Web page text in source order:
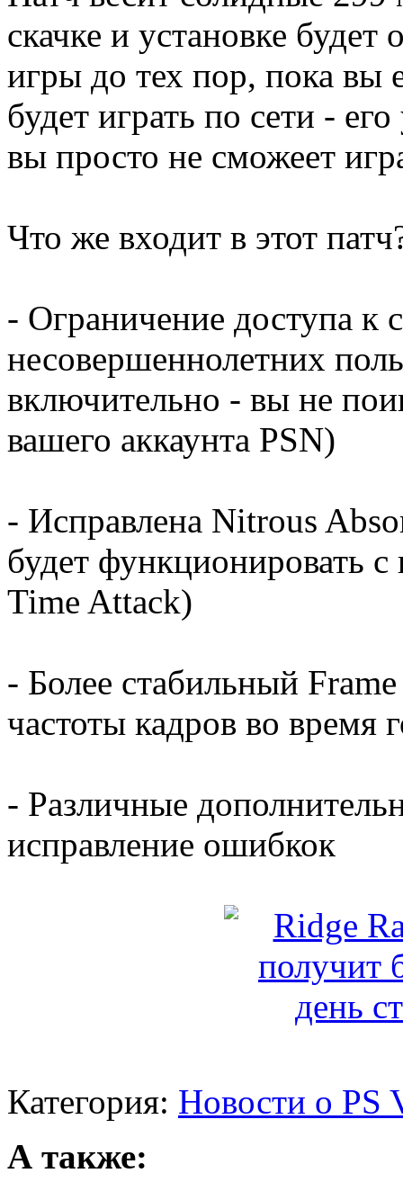
скачке и установке
игры до тех пор, пока вы
будет играть по сети -
вы просто не сможеет
Что же входит в этот
- Ограничение доступа к
несовершеннолетних
включительно - вы не
вашего аккаунта PSN)
- Исправлена ​​Nitrous
будет функционировать
Time Attack)
- Более стабильный
частоты кадров во время
- Различные
исправление ошибкок
Категория: Новости о PS
А также: